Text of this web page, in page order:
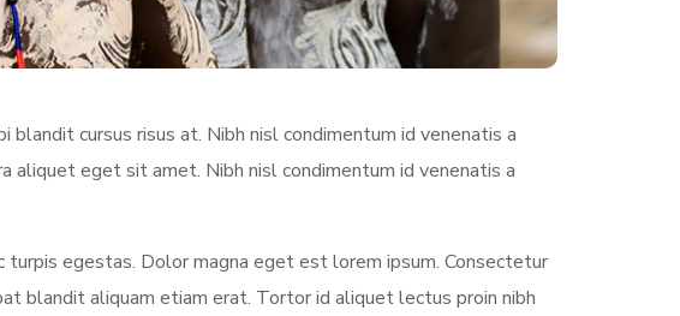
cursus risus at. Nibh nisl condimentum id venenatis a
aliquet eget sit amet. Nibh nisl condimentum id venenatis a
egestas. Dolor magna eget est lorem ipsum. Consectetur
blandit aliquam etiam erat. Tortor id aliquet lectus proin nibh